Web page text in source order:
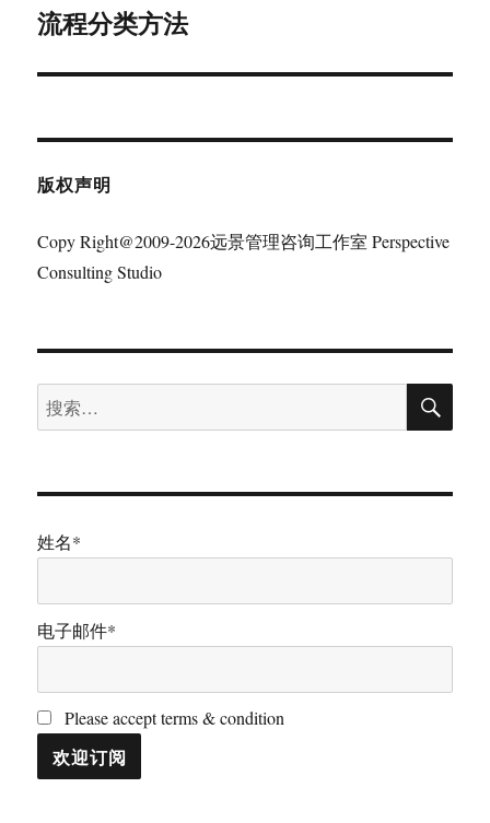
下
文
流程分类方法
版权声明
Copy Right@2009-2026远景管理咨询工作室 Perspective
Consulting Studio
搜
索：
搜
姓名*
电子邮件*
Please accept terms & condition